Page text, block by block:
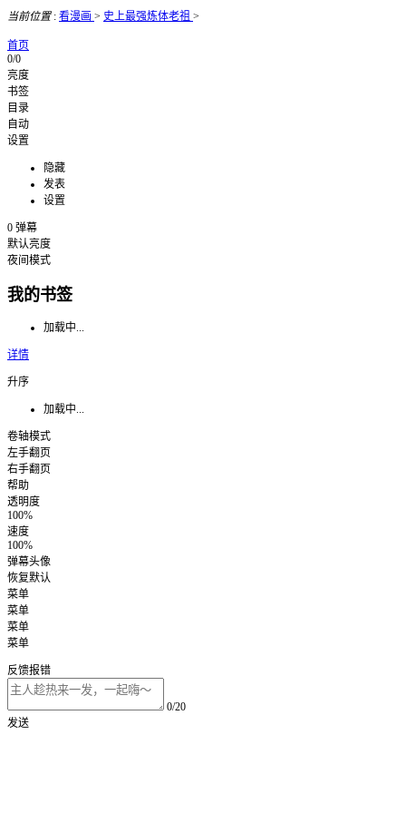
当前位置: 看漫画 > 史上最强炼体老祖 >
首页
0/0
亮度
书签
目录
自动
设置
隐藏
发表
设置
0 弹幕
默认亮度
夜间模式
我的书签
加载中...
详情
升序
加载中...
卷轴模式
左手翻页
右手翻页
帮助
透明度
100%
速度
100%
弹幕头像
恢复默认
菜单
菜单
菜单
菜单
反馈报错
0/20
发送